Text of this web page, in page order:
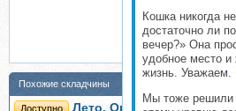
Кошка никогда
достаточно ли
вечер?» Она
удобное место
жизнь. Уважаем.
Мы тоже решили
Похожие складчины
Доступно Лето. Овощи (Александр